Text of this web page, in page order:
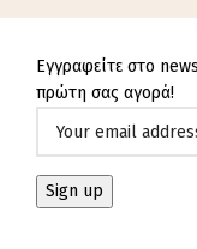
Εγγραφείτε στο
πρώτη σας αγορά!